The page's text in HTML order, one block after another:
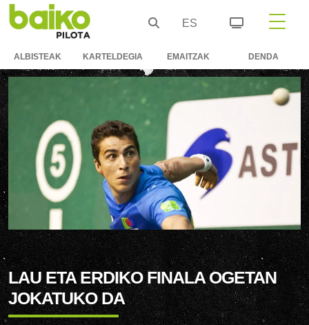
ES
ALBISTEAK KARTELDEGIA EMAITZAK DENDA
LAU ETA ERDIKO FINALA OGETAN
JOKATUKO DA